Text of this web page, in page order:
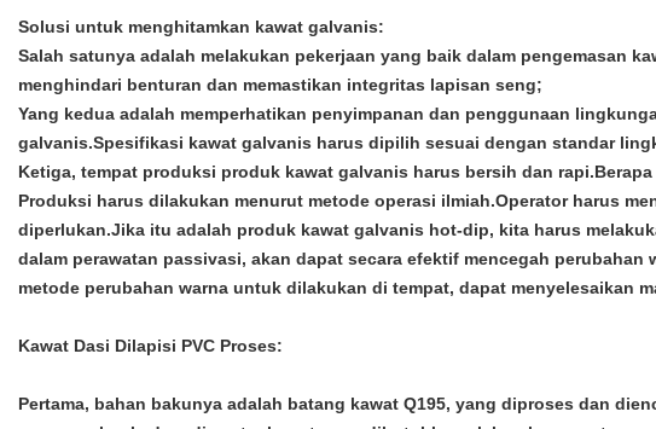
Solusi untuk menghitamkan kawat galvanis:
Salah satunya adalah melakukan pekerjaan yang baik dalam pengemasan
menghindari benturan dan memastikan integritas lapisan seng;
Yang kedua adalah memperhatikan penyimpanan dan penggunaan
galvanis.Spesifikasi kawat galvanis harus dipilih sesuai dengan standar
Ketiga, tempat produksi produk kawat galvanis harus bersih dan
Produksi harus dilakukan menurut metode operasi ilmiah.Operator harus
diperlukan.Jika itu adalah produk kawat galvanis hot-dip, kita harus
dalam perawatan passivasi, akan dapat secara efektif mencegah perubahan
metode perubahan warna untuk dilakukan di tempat, dapat menyelesaikan
Kawat Dasi Dilapisi PVC Proses:
Pertama, bahan bakunya adalah batang kawat Q195, yang diproses dan